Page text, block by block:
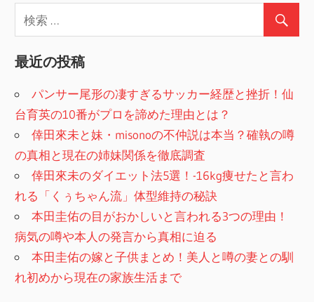
最近の投稿
パンサー尾形の凄すぎるサッカー経歴と挫折！仙
台育英の10番がプロを諦めた理由とは？
倖田來未と妹・misonoの不仲説は本当？確執の噂
の真相と現在の姉妹関係を徹底調査
倖田來未のダイエット法5選！-16kg痩せたと言わ
れる「くぅちゃん流」体型維持の秘訣
本田圭佑の目がおかしいと言われる3つの理由！
病気の噂や本人の発言から真相に迫る
本田圭佑の嫁と子供まとめ！美人と噂の妻との馴
れ初めから現在の家族生活まで